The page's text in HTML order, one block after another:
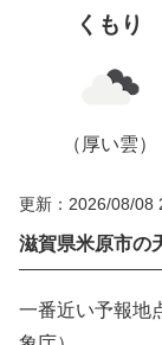
くもり
（厚い雲）
更新：2026/08/08
滋賀県米原市の
一番近い予報地